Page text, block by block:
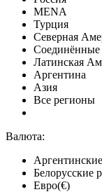
MENA
Турция
Северная
Латинская
Аргентина
Азия
Все регионы
Валюта:
Белорусские
Евро(€)